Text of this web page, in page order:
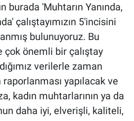
burada 'Muhtarın Yanında,
çalıştayımızın 5'incisini
bulunuyoruz. Bu
çok önemli bir çalıştay
verilerle zaman
yapılacak ve
kadın muhtarlarının ya da
daha iyi, elverişli, kaliteli,